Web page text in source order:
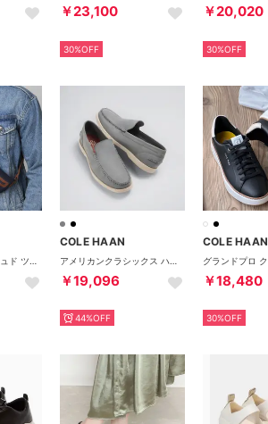
￥23,100
30%OFF
￥20,020
30%OFF
COLE HAAN
￥19,096
44%OFF
COLE HAAN
￥18,480
30%OFF